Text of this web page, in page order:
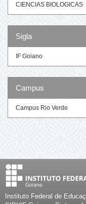
CIENCIAS BIOLOGICAS
Sigla
IF Goiano
Campus
Campus Rio Verde
Instituto Federal de